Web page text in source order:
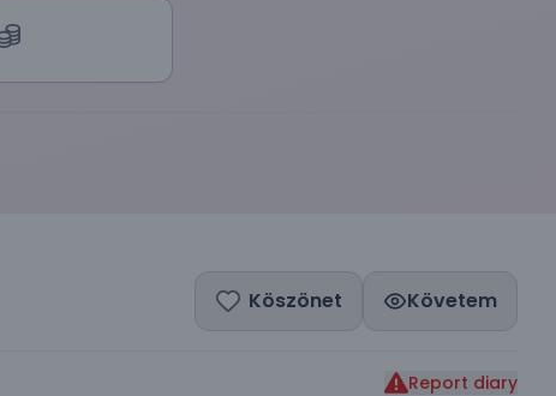
Köszönet Követem
Report diary